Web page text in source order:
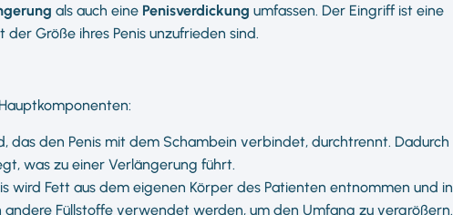
als auch eine Penisverdickung umfassen. Der Eingriff ist eine
Größe ihres Penis unzufrieden sind.
das den Penis mit dem Schambein verbindet, durchtrennt. Dadurch
was zu einer Verlängerung führt.
wird Fett aus dem eigenen Körper des Patienten entnommen und in
Füllstoffe verwendet werden, um den Umfang zu vergrößern.